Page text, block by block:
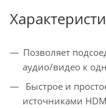
Позволяет
аудио/видео к
Быстрое и
источниками